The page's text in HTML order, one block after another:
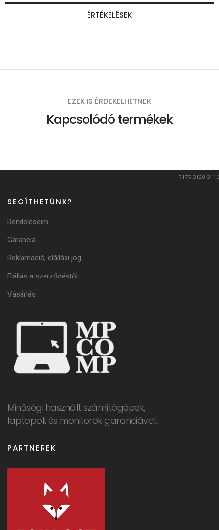
g
ÉRTÉKELÉSEK
EZEK IS ÉRDEKELHETNEK
Kapcsolódó termékek
R175 D120 Q116
Minőségi használt számítógépek,
laptopok és monitorok garanciával.
SEGÍTHETÜNK?
Rendeléseim
Garancia
Reklamáció, elállási jog
Elállás a szerződéstől
Vásárlás
PARTNEREK